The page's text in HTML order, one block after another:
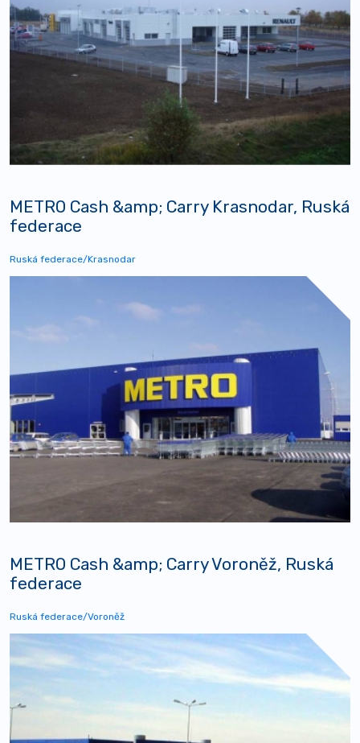
METRO Cash &amp; Carry Krasnodar, Ruská
federace
Ruská federace/Krasnodar
METRO Cash &amp; Carry Voroněž, Ruská
federace
Ruská federace/Voroněž